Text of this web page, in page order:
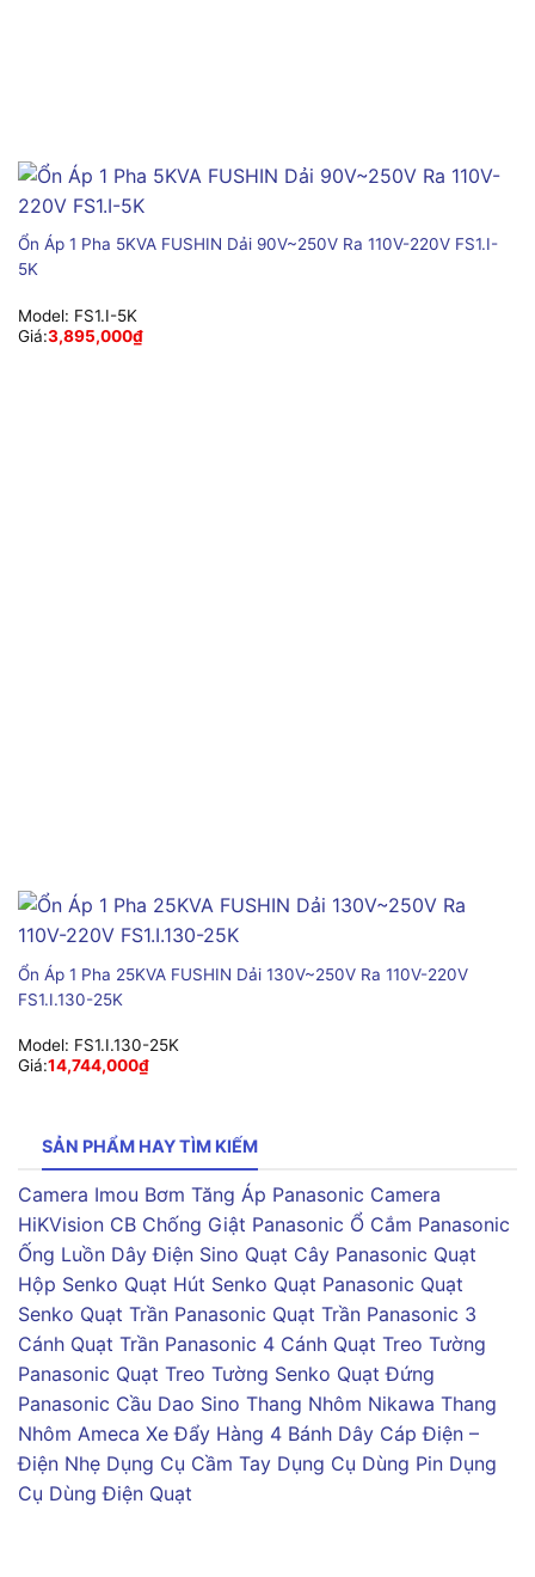
Ổn Áp 1 Pha 5KVA FUSHIN Dải 90V~250V Ra 110V-220V FS1.I-
5K
Model: FS1.I-5K
Giá:3,895,000₫
Ổn Áp 1 Pha 25KVA FUSHIN Dải 130V~250V Ra 110V-220V
FS1.I.130-25K
Model: FS1.I.130-25K
Giá:14,744,000₫
SẢN PHẨM HAY TÌM KIẾM
Camera Imou Bơm Tăng Áp Panasonic Camera
HiKVision CB Chống Giật Panasonic Ổ Cắm Panasonic
Ống Luồn Dây Điện Sino Quạt Cây Panasonic Quạt
Hộp Senko Quạt Hút Senko Quạt Panasonic Quạt
Senko Quạt Trần Panasonic Quạt Trần Panasonic 3
Cánh Quạt Trần Panasonic 4 Cánh Quạt Treo Tường
Panasonic Quạt Treo Tường Senko Quạt Đứng
Panasonic Cầu Dao Sino Thang Nhôm Nikawa Thang
Nhôm Ameca Xe Đẩy Hàng 4 Bánh Dây Cáp Điện –
Điện Nhẹ Dụng Cụ Cầm Tay Dụng Cụ Dùng Pin Dụng
Cụ Dùng Điện Quạt